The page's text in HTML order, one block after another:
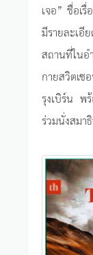
เจอ” ชื่อเ
มีรายละเอี
สถานที่ใน
กายสวิตเ
รุงเบิร์น พ
ร่วมนั่งสมา